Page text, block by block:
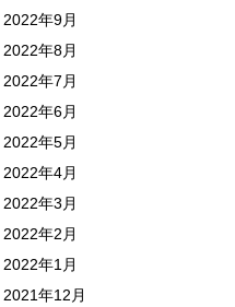
2022年9月
2022年8月
2022年7月
2022年6月
2022年5月
2022年4月
2022年3月
2022年2月
2022年1月
2021年12月